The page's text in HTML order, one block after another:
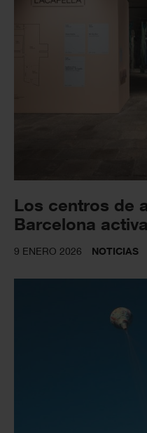
Los centros de
Barcelona
9 ENERO 2026 NOTICIAS